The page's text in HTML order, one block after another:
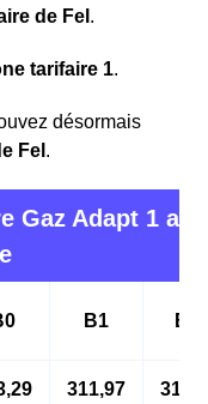
de Fel .
tarifaire 1.
désormais
Fel .
Adapt 1 an
B1 B2i
311,97